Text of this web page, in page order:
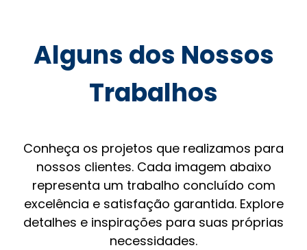
Alguns dos Nossos
Trabalhos
Conheça os projetos que realizamos para
nossos clientes. Cada imagem abaixo
representa um trabalho concluído com
excelência e satisfação garantida. Explore
detalhes e inspirações para suas próprias
necessidades.